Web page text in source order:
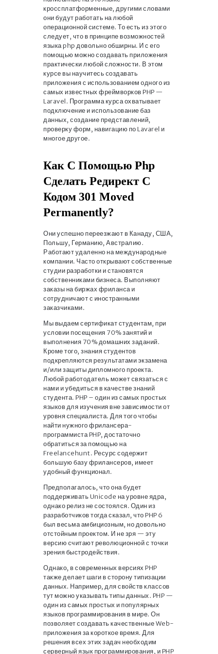
кроссплатформенные, другими словами
они будут работать на любой
операционной системе. То есть из этого
следует, что в принципе возможностей
языка php довольно обширны. И с его
помощью можно создавать приложения
практически любой сложности. В этом
курсе вы научитесь создавать
приложения с использованием одного из
самых известных фреймворков PHP —
Laravel. Программа курса охватывает
подключение и использование баз
данных, создание представлений,
проверку форм, навигацию по Lavarel и
многое другое.
Как С Помощью Php
Сделать Редирект С
Кодом 301 Moved
Permanently?
Они успешно переезжают в Канаду, США,
Польшу, Германию, Австралию.
Работают удаленно на международные
компании. Часто открывают собственные
студии разработки и становятся
собственниками бизнеса. Выполняют
заказы на биржах фриланса и
сотрудничают с иностранными
заказчиками.
Мы выдаем сертификат студентам, при
условии посещения 70% занятий и
выполнения 70% домашних заданий.
Кроме того, знания студентов
подкрепляются результатами экзамена
и/или защиты дипломного проекта.
Любой работодатель может связаться с
нами и убедиться в качестве знаний
студента. PHP – один из самых простых
языков для изучения вне зависимости от
уровня специалиста. Для того чтобы
найти нужного фрилансера-
программиста PHP, достаточно
обратиться за помощью на
Freelancehunt. Ресурс содержит
большую базу фрилансеров, имеет
удобный функционал.
Предполагалось, что она будет
поддерживать Unicode на уровне ядра,
однако релиз не состоялся. Один из
разработчиков тогда сказал, что PHP 6
был весьма амбициозным, но довольно
отстойным проектом. И не зря — эту
версию считают революционной с точки
зрения быстродействия.
Однако, в современных версиях PHP
также делает шаги в сторону типизации
данных. Например, для свойств классов
тут можно указывать типы данных. PHP —
один из самых простых и популярных
языков программирования в мире. Он
позволяет создавать качественные Web-
приложения за короткое время. Для
решения всех этих задач необходим
серверный язык программирования, и PHP